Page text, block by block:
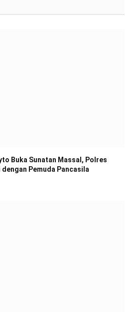
Buka Sunatan Massal, Polres
Pemuda Pancasila